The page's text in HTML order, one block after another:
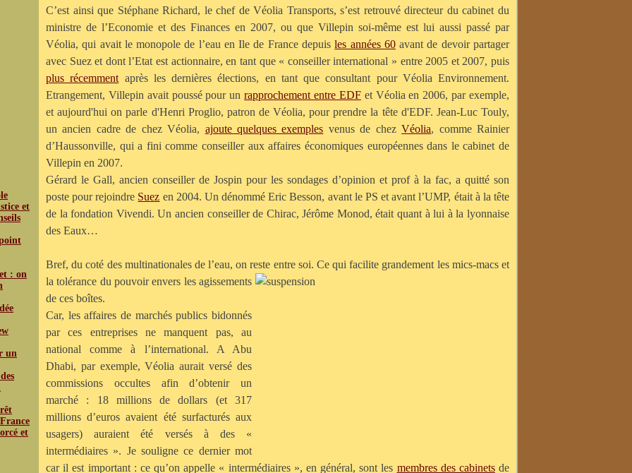
et
: on
un
et
C’est ainsi que Stéphane Richard, le chef de Véolia Transports, s’est retrouvé directeur du cabinet du
ministre de l’Economie et des Finances en 2007, ou que Villepin soi-même est lui aussi passé par
Véolia, qui avait le monopole de l’eau en Ile de France depuisles années 60avant de devoir partager
avec Suez et dont l’Etat est actionnaire, en tant que « conseiller international » entre 2005 et 2007, puis
plus récemment après les dernières élections, en tant que consultant pour Véolia Environnement.
Etrangement, Villepin avait poussé pour unrapprochement entre EDFet Véolia en 2006, par exemple,
et aujourd'hui on parle d'Henri Proglio, patron de Véolia, pour prendre la tête d'EDF. Jean-Luc Touly,
un ancien cadre de chez Véolia, ajoute quelques exemples venus de chezVéolia, comme Rainier
d’Haussonville, qui a fini comme conseiller aux affaires économiques européennes dans le cabinet de
Villepin en 2007.
Gérard le Gall, ancien conseiller de Jospin pour les sondages d’opinion et prof à la fac, a quitté son
poste pour rejoindre Suez en 2004. Un dénommé Eric Besson, avant le PS et avant l’UMP, était à la tête
de la fondation Vivendi. Un ancien conseiller de Chirac, Jérôme Monod, était quant à lui à la lyonnaise
des Eaux…
Bref, du coté des multinationales de l’eau, on reste entre soi. Ce qui facilite grandement les mics-macs et
latolérance du pouvoir envers les agissements
de ces boîtes.
Car, les affaires de marchés publics bidonnés
par ces entreprises ne manquent pas, au
national comme à l’international. A Abu
Dhabi, par exemple, Véolia aurait versé des
commissions occultes afin d’obtenir un
marché : 18 millions de dollars (et 317
millions d’euros avaient été surfacturés aux
usagers) auraient été versés à des «
intermédiaires ». Je souligne ce dernier mot
car il est important : ce qu’on appelle « intermédiaires », en général, sont les membres des cabinetsde